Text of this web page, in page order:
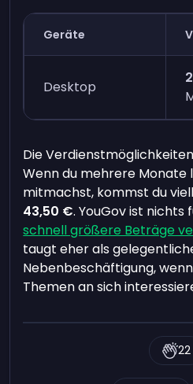
Geräte
Desktop
Die
Wenn du mehrere Monate
mitmachst, kommst du
43,50 €. YouGov ist nichts
schnell größere Beträge
taugt eher als
Nebenbeschäftigung,
Themen an sich
22